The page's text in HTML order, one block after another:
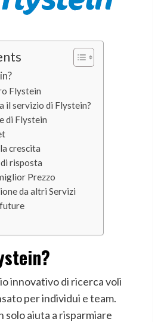
Flystein
il servizio di Flystein?
di Flystein
crescita
risposta
Prezzo
da altri Servizi
innovativo di ricerca voli
per individui e team.
solo aiuta a risparmiare